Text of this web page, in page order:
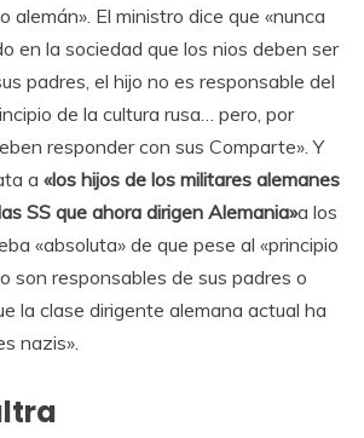
alemán». El ministro dice que «nunca
en la sociedad que los nios deben ser
padres, el hijo no es responsable del
de la cultura rusa… pero, por
responder con sus Comparte». Y
a «los hijos de los militares alemanes
SS que ahora dirigen Alemania»a los
«absoluta» de que pese al «principio
son responsables de sus padres o
la clase dirigente alemana actual ha
nazis».